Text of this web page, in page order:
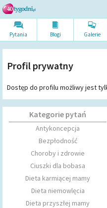
Pytania Blogi Galerie
Profil prywatny
Dostęp do profilu możliwy jest
Kategorie pytań
Antykoncepcja
Bezpłodność
Choroby i zdrowie
Ciuszki dla bobasa
Dieta karmiącej mamy
Dieta niemowlęcia
Dieta przyszłej mamy